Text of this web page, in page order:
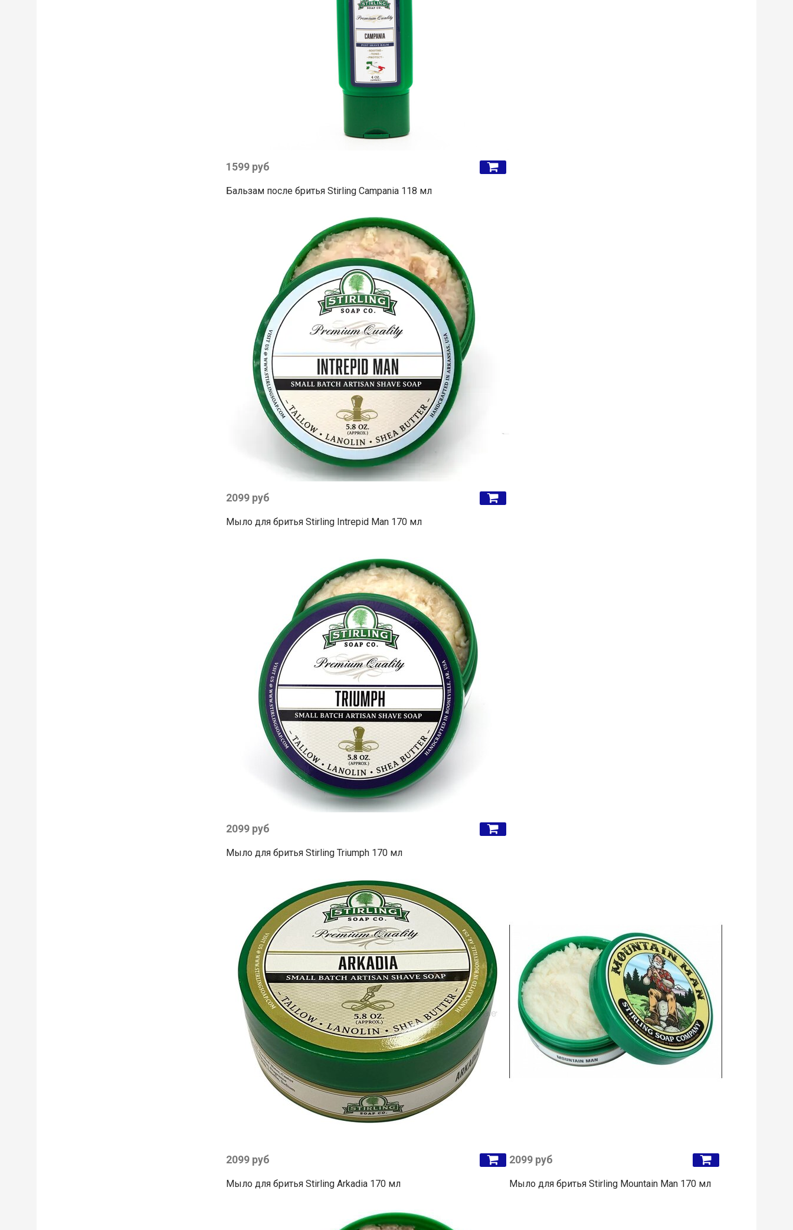
1599 руб
Бальзам после бритья Stirling Campania 118 мл
2099 руб
Мыло для бритья Stirling Intrepid Man 170 мл
2099 руб
Мыло для бритья Stirling Triumph 170 мл
2099 руб
Мыло для бритья Stirling Arkadia 170 мл
2099 руб
Мыло для бритья Stirling Mountain Man 170 мл